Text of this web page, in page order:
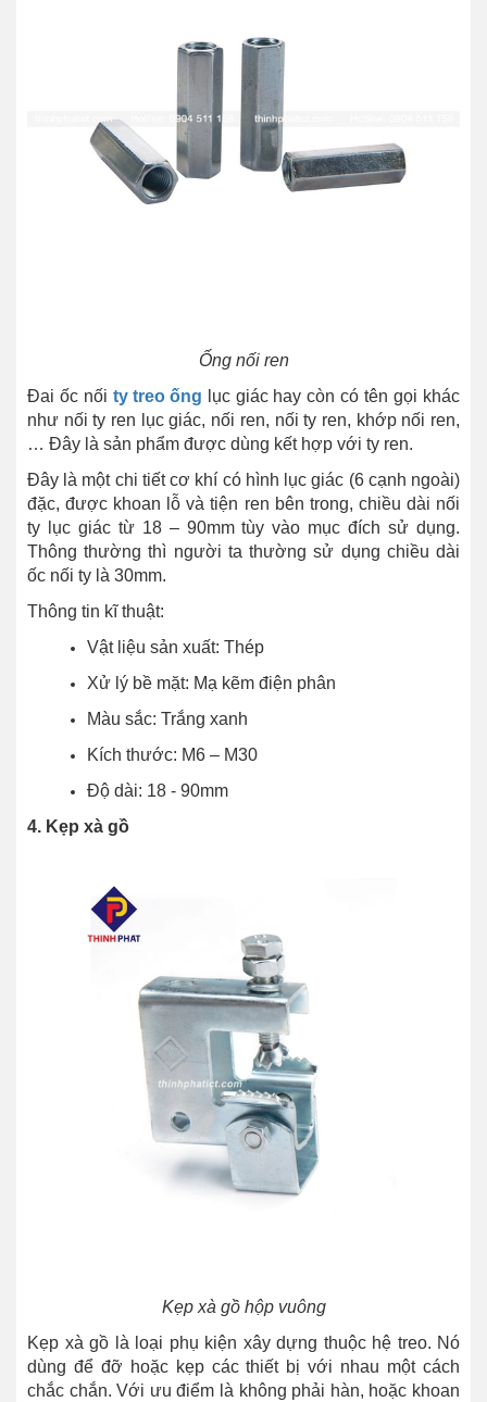
Ống nối ren
Đai ốc nối ty treo ống lục giác hay còn có tên gọi khác
như nối ty ren lục giác, nối ren, nối ty ren, khớp nối ren,
… Đây là sản phẩm được dùng kết hợp với ty ren.
Đây là một chi tiết cơ khí có hình lục giác (6 cạnh ngoài)
đặc, được khoan lỗ và tiện ren bên trong, chiều dài nối
ty lục giác từ 18 – 90mm tùy vào mục đích sử dụng.
Thông thường thì người ta thường sử dụng chiều dài
ốc nối ty là 30mm.
Thông tin kĩ thuật:
Vật liệu sản xuất: Thép
Xử lý bề mặt: Mạ kẽm điện phân
Màu sắc: Trắng xanh
Kích thước: M6 – M30
Độ dài: 18 - 90mm
4. Kẹp xà gồ
Kẹp xà gồ hộp vuông
Kẹp xà gồ là loại phụ kiện xây dựng thuộc hệ treo. Nó
dùng để đỡ hoặc kẹp các thiết bị với nhau một cách
chắc chắn. Với ưu điểm là không phải hàn, hoặc khoan